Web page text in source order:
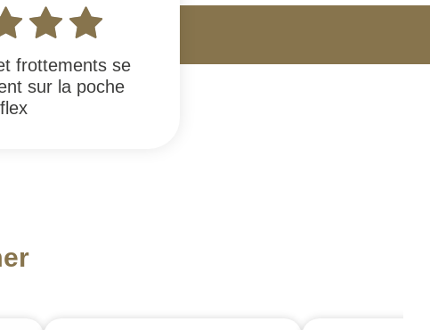
frottements se
sur la poche